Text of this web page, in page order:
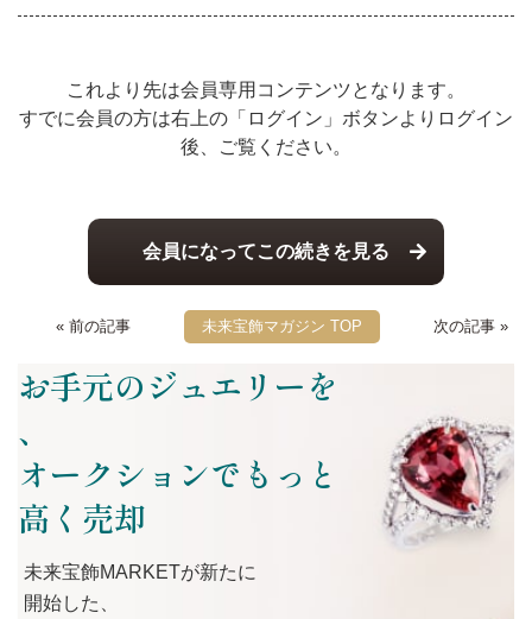
これより先は会員専用コンテンツとなります。
すでに会員の方は右上の「ログイン」ボタンよりログイン
後、ご覧ください。
会員になってこの続きを見る
« 前の記事 未来宝飾マガジン TOP 次の記事 »
お手元のジュエリーを
、
オークションでもっと
高く売却
未来宝飾MARKETが新たに
開始した、